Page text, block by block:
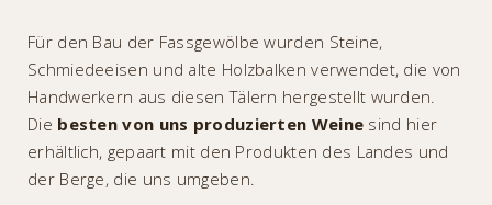
Für den Bau der Fassgewölbe wurden Steine,
Schmiedeeisen und alte Holzbalken verwendet, die von
Handwerkern aus diesen Tälern hergestellt wurden.
Die besten von uns produzierten Weine sind hier
erhältlich, gepaart mit den Produkten des Landes und
der Berge, die uns umgeben.